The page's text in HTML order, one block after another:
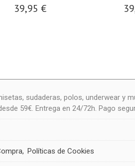
39,95 €
sudaderas, polos, underwear y
59€. Entrega en 24/72h. Pago
Políticas de Cookies